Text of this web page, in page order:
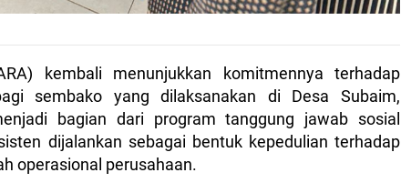
kembali menunjukkan komitmennya terhadap
sembako yang dilaksanakan di Desa Subaim,
bagian dari program tanggung jawab sosial
dijalankan sebagai bentuk kepedulian terhadap
operasional perusahaan.